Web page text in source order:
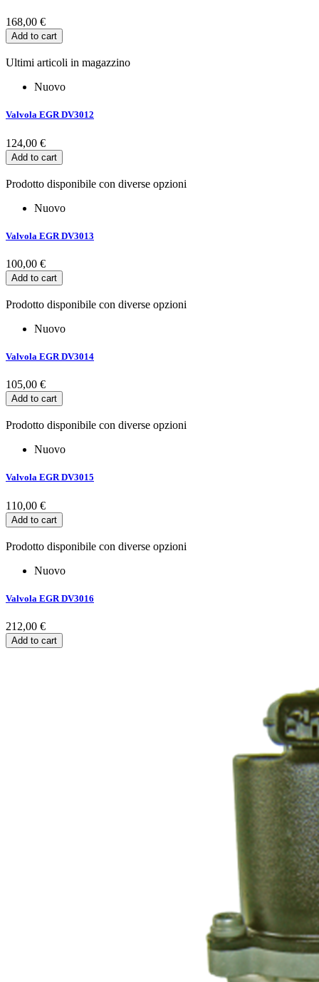
168,00 €
Add to cart
Ultimi articoli in magazzino
Nuovo
Valvola EGR DV3012
124,00 €
Add to cart
Prodotto disponibile con diverse opzioni
Nuovo
Valvola EGR DV3013
100,00 €
Add to cart
Prodotto disponibile con diverse opzioni
Nuovo
Valvola EGR DV3014
105,00 €
Add to cart
Prodotto disponibile con diverse opzioni
Nuovo
Valvola EGR DV3015
110,00 €
Add to cart
Prodotto disponibile con diverse opzioni
Nuovo
Valvola EGR DV3016
212,00 €
Add to cart